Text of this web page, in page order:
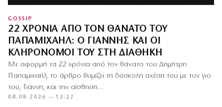
GOSSIP
22 ΧΡΌΝΙΑ ΑΠΌ ΤΟΝ ΘΆΝΑΤΟ ΤΟΥ
ΠΑΠΑΜΙΧΑΉΛ: Ο ΓΙΆΝΝΗΣ ΚΑΙ ΟΙ
ΚΛΗΡΟΝΌΜΟΙ ΤΟΥ ΣΤΗ ΔΙΑΘΉΚΗ
Με αφορμή τα 22 χρόνια από τον θάνατο του Δημήτρη
Παπαμιχαήλ, το άρθρο θυμίζει τη δύσκολη σχέση του με τον γιο
του, Γιάννη, και την αίσθηση…
08.08.2026 — 12:22